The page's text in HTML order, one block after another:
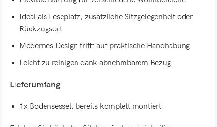
Ideal als Leseplatz, zusätzliche Sitzgelegenheit oder
Rückzugsort
Modernes Design trifft auf praktische Handhabung
Leicht zu reinigen dank abnehmbarem Bezug
Lieferumfang
1x Bodensessel, bereits komplett montiert